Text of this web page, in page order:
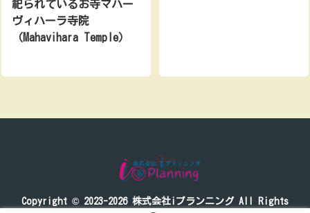
祀られているお寺マハー
ヴィハーラ寺院
（Mahavihara Temple）
Copyright © 2023-2026 株式会社iプランニング All Rights